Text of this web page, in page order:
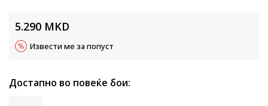
5.290 MKD
Извести ме за попуст
Достапно во повеќе бои: